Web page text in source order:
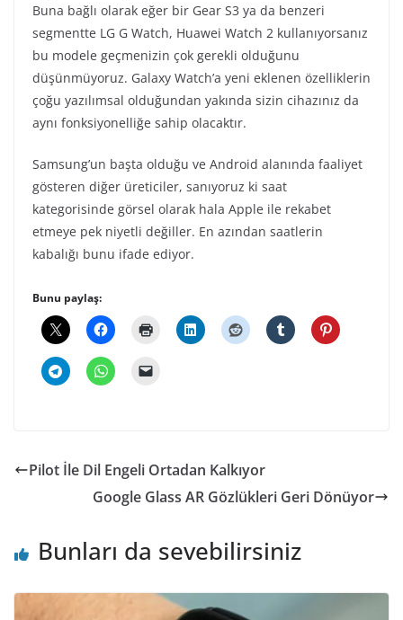
Buna bağlı olarak eğer bir Gear S3 ya da benzeri
segmentte LG G Watch, Huawei Watch 2 kullanıyorsanız
bu modele geçmenizin çok gerekli olduğunu
düşünmüyoruz. Galaxy Watch’a yeni eklenen özelliklerin
çoğu yazılımsal olduğundan yakında sizin cihazınız da
aynı fonksiyonelliğe sahip olacaktır.
Samsung’un başta olduğu ve Android alanında faaliyet
gösteren diğer üreticiler, sanıyoruz ki saat
kategorisinde görsel olarak hala Apple ile rekabet
etmeye pek niyetli değiller. En azından saatlerin
kabalığı bunu ifade ediyor.
Bunu paylaş:
Pilot İle Dil Engeli Ortadan Kalkıyor
Google Glass AR Gözlükleri Geri Dönüyor
Bunları da sevebilirsiniz